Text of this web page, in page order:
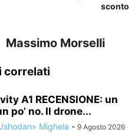
sconto
Massimo Morselli
correlati
A1 RECENSIONE: un
po’ no. Il drone...
Mighela - 9 Agosto 2026